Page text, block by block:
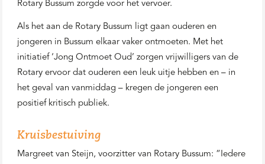
Rotary Bussum zorgde voor het vervoer.
Als het aan de Rotary Bussum ligt gaan ouderen en
jongeren in Bussum elkaar vaker ontmoeten. Met het
initiatief ‘Jong Ontmoet Oud’ zorgen vrijwilligers van de
Rotary ervoor dat ouderen een leuk uitje hebben en – in
het geval van vanmiddag – kregen de jongeren een
positief kritisch publiek.
Kruisbestuiving
Margreet van Steijn, voorzitter van Rotary Bussum: “Iedere